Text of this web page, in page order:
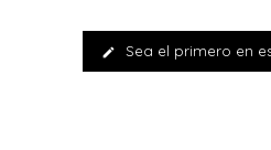
edit Sea el primero en